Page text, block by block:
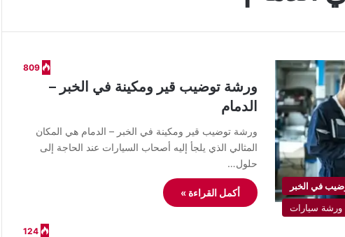
في الخبر
809
ورشة توضيب قير ومكينة في الخبر –
الدمام
ورشة توضيب قير ومكينة في الخبر – الدمام هي المكان
المثالي الذي يلجأ إليه أصحاب السيارات عند الحاجة إلى
حلول…
أكمل القراءة »
سيارات
124